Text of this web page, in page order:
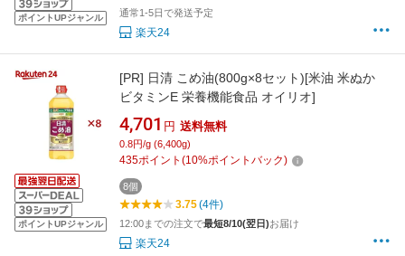
ポイントUPジャンル 通常1-5日で発送予定
楽天24
ポイントUPジャンル
[PR] 日清 こめ油(800g×8セット)[米油 米ぬか
ビタミンE 栄養機能食品 オイリオ]
4,701 円 送料無料
0.8円/g (6,400g)
435ポイント (10%ポイントバック)
8個
3.75(4件)
12:00までの注文で最短8/10(翌日)お届け
楽天24